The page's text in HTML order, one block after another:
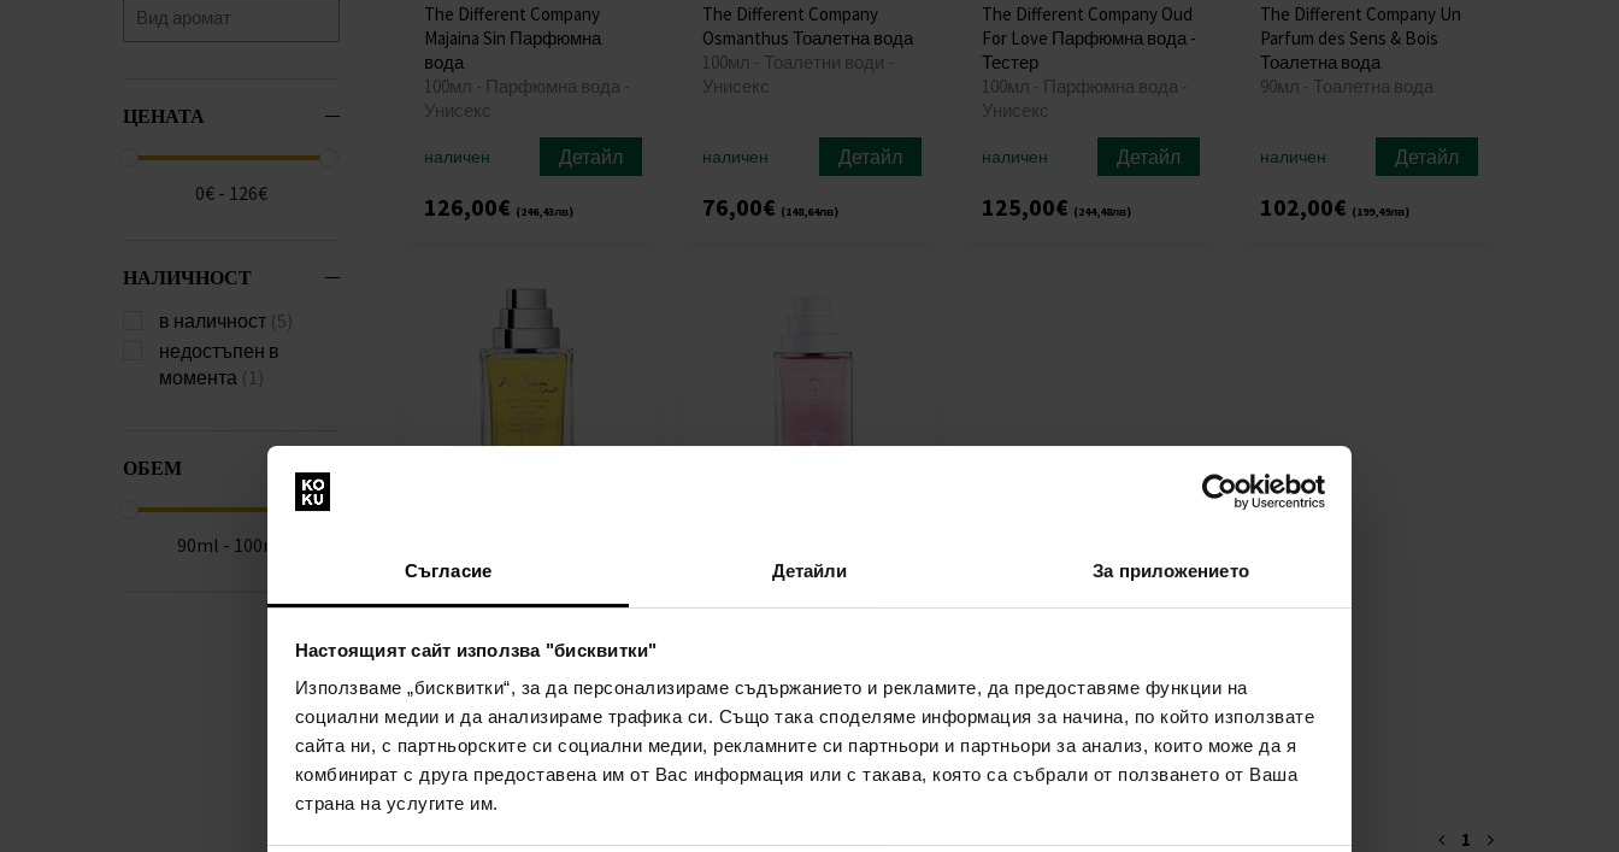
Съгласие Детайли За приложението
Настоящият сайт използва "бисквитки"
Използваме „бисквитки“, за да персонализираме съдържанието и рекламите, да предоставяме функции на
социални медии и да анализираме трафика си. Също така споделяме информация за начина, по който използвате
сайта ни, с партньорските си социални медии, рекламните си партньори и партньори за анализ, които може да я
комбинират с друга предоставена им от Вас информация или с такава, която са събрали от ползването от Ваша
страна на услугите им.
ЦЕНАТА
0€ - 126€
НАЛИЧНОСТ
в наличност (5)
недостъпен в
момента (1)
ОБЕМ
90ml - 100ml
The Different Company
Majaina Sin Парфюмна
вода
100мл - Парфюмна вода -
Унисекс
наличен Детайл
126,00€ (246,43лв)
The Different Company
Osmanthus Тоалетна вода
100мл - Тоалетни води -
Унисекс
наличен Детайл
76,00€ (148,64лв)
The Different Company Oud
For Love Парфюмна вода -
Тестер
100мл - Парфюмна вода -
Унисекс
наличен Детайл
125,00€ (244,48лв)
The Different Company Un
Parfum des Sens & Bois
Тоалетна вода
90мл - Тоалетна вода
наличен Детайл
102,00€ (199,49лв)
100мл - Парфюмна вода -
Унисекс
наличен Детайл
78,00€(152,55лв)
Тоалетна вода
1